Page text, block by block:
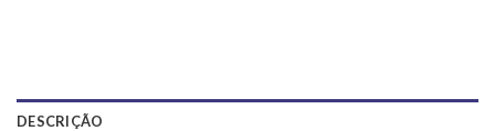
DESCRIÇÃO